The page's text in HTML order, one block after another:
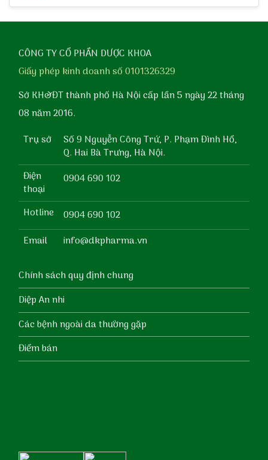
CÔNG TY CỔ PHẦN DƯỢC KHOA
Giấy phép kinh doanh số 0101326329
Sở KH&ĐT thành phố Hà Nội cấp lần 5 ngày 22 tháng
08 năm 2016.
Trụ sở
Số 9 Nguyễn Công Trứ, P. Phạm Đình Hổ,
Q. Hai Bà Trưng, Hà Nội.
Điện
thoại
0904 690 102
Hotline
0904 690 102
Email
info@dkpharma.vn
Chính sách quy định chung
Diệp An nhi
Các bệnh ngoài da thường gặp
Điểm bán